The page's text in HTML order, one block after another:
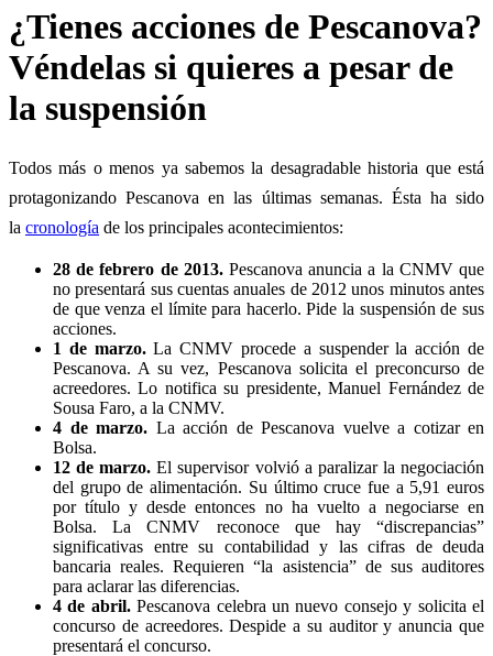
¿Tienes acciones de Pescanova?
Véndelas si quieres a pesar de
la suspensión
Todos más o menos ya sabemos la desagradable historia que está
protagonizando Pescanova en las últimas semanas. Ésta ha sido
la cronología de los principales acontecimientos:
28 de febrero de 2013.Pescanova anuncia a la CNMV que
no presentará sus cuentas anuales de 2012 unos minutos antes
de que venza el límite para hacerlo. Pide la suspensión de sus
acciones.
1 de marzo.La CNMV procede a suspender la acción de
Pescanova. A su vez, Pescanova solicita el preconcurso de
acreedores. Lo notifica su presidente, Manuel Fernández de
Sousa Faro, a la CNMV.
4 de marzo. La acción de Pescanova vuelve a cotizar en
Bolsa.
12 de marzo.El supervisor volvió a paralizar la negociación
del grupo de alimentación. Su último cruce fue a 5,91 euros
por título y desde entonces no ha vuelto a negociarse en
Bolsa. La CNMV reconoce que hay “discrepancias”
significativas entre su contabilidad y las cifras de deuda
bancaria reales. Requieren “la asistencia” de sus auditores
para aclarar las diferencias.
4 de abril.Pescanova celebra un nuevo consejo y solicita el
concurso de acreedores. Despide a su auditor y anuncia que
presentará el concurso.